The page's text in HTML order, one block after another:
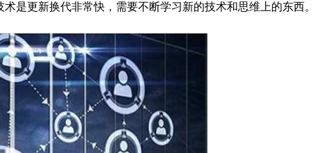
是更新换代非常快，需要不断学习新的技术和思维上的东西。